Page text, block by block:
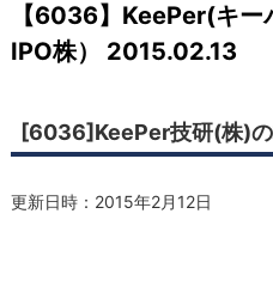
【6036】KeePer(キー
IPO株） 2015.02.13
[6036]KeePer技研(株)の
更新日時： 2015年2月12日